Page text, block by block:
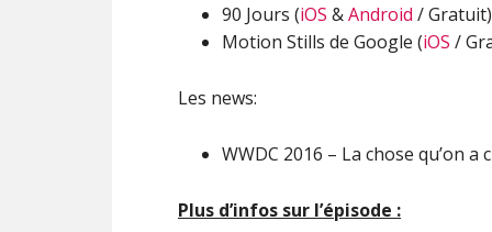
90 Jours (iOS &Android / Gratuit)
Motion Stills de Google (iOS /
Les news:
WWDC 2016 – La chose qu’on a
Plus d’infos sur l’épisode :